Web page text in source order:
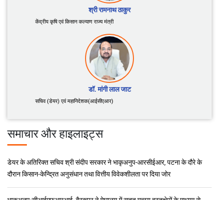
श्री भागीरथ चौधरी
केंद्रीय कृषि एवं किसान कल्याण राज्य मंत्री
श्री रामनाथ ठाकुर
केंद्रीय कृषि एवं किसान कल्याण राज्य मंत्री
डॉ. मांगी लाल जाट
सचिव (डेयर) एवं महानिदेशक(आईसीएआर)